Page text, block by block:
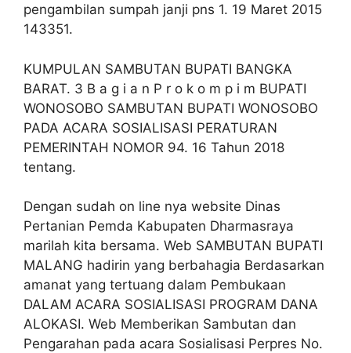
pengambilan sumpah janji pns 1. 19 Maret 2015
143351.
KUMPULAN SAMBUTAN BUPATI BANGKA
BARAT. 3 B a g i a n P r o k o m p i m BUPATI
WONOSOBO SAMBUTAN BUPATI WONOSOBO
PADA ACARA SOSIALISASI PERATURAN
PEMERINTAH NOMOR 94. 16 Tahun 2018
tentang.
Dengan sudah on line nya website Dinas
Pertanian Pemda Kabupaten Dharmasraya
marilah kita bersama. Web SAMBUTAN BUPATI
MALANG hadirin yang berbahagia Berdasarkan
amanat yang tertuang dalam Pembukaan
DALAM ACARA SOSIALISASI PROGRAM DANA
ALOKASI. Web Memberikan Sambutan dan
Pengarahan pada acara Sosialisasi Perpres No.